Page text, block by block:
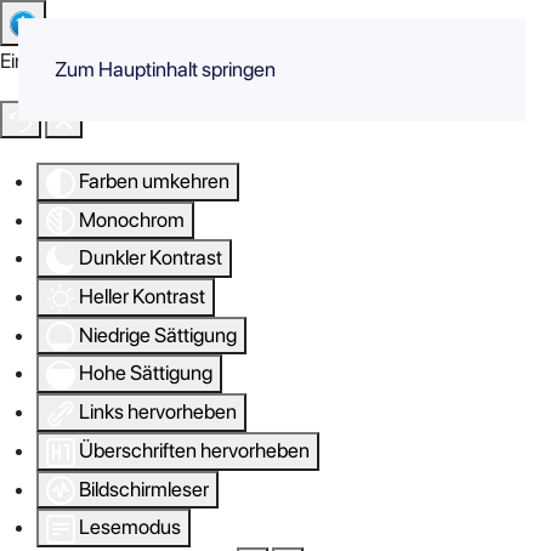
Eingabehilfen öffnen
Farben umkehren
Monochrom
Dunkler Kontrast
Heller Kontrast
Niedrige Sättigung
Hohe Sättigung
Links hervorheben
Überschriften hervorheben
Bildschirmleser
Lesemodus
Zum Hauptinhalt springen